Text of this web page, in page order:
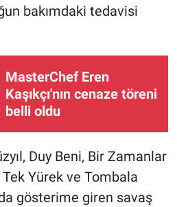
bakımdaki tedavisi
MasterChef Eren
Kaşıkçı'nın cenaze töreni
belli oldu
Duy Beni, Bir Zamanlar
Tek Yürek ve Tombala
gösterime giren savaş